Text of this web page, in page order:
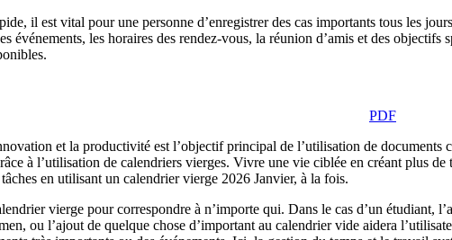
il est vital pour une personne d’enregistrer des cas importants tous les
événements, les horaires des rendez-vous, la réunion d’amis et des
PDF
et la productivité est l’objectif principal de l’utilisation de
à l’utilisation de calendriers vierges. Vivre une vie ciblée en créant plus
en utilisant un calendrier vierge 2026 Janvier, à la fois.
vierge pour correspondre à n’importe qui. Dans le cas d’un étudiant,
ou l’ajout de quelque chose d’important au calendrier vide aidera